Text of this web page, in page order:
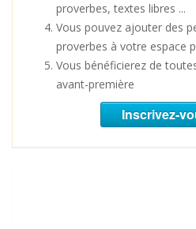
proverbes, textes libres ...
Vous pouvez ajouter des
proverbes à votre espace
Vous bénéficierez de
avant-première
Inscrivez-